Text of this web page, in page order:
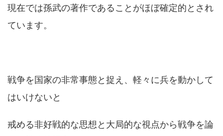
現在では孫武の著作であることがほぼ確定的とされ
ています。
戦争を国家の非常事態と捉え、軽々に兵を動かして
はいけないと
戒める非好戦的な思想と大局的な視点から戦争を論